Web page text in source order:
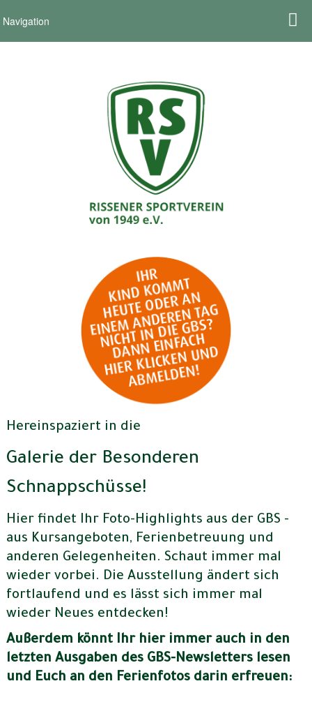
Navigation
Hereinspaziert in die
Galerie der Besonderen
Schnappschüsse!
Hier findet Ihr Foto-Highlights aus der GBS -
aus Kursangeboten, Ferienbetreuung und
anderen Gelegenheiten. Schaut immer mal
wieder vorbei. Die Ausstellung ändert sich
fortlaufend und es lässt sich immer mal
wieder Neues entdecken!
Außerdem könnt Ihr hier immer auch in den
letzten Ausgaben des GBS-Newsletters lesen
und Euch an den Ferienfotos darin erfreuen: